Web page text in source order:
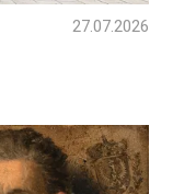
27.07.2026